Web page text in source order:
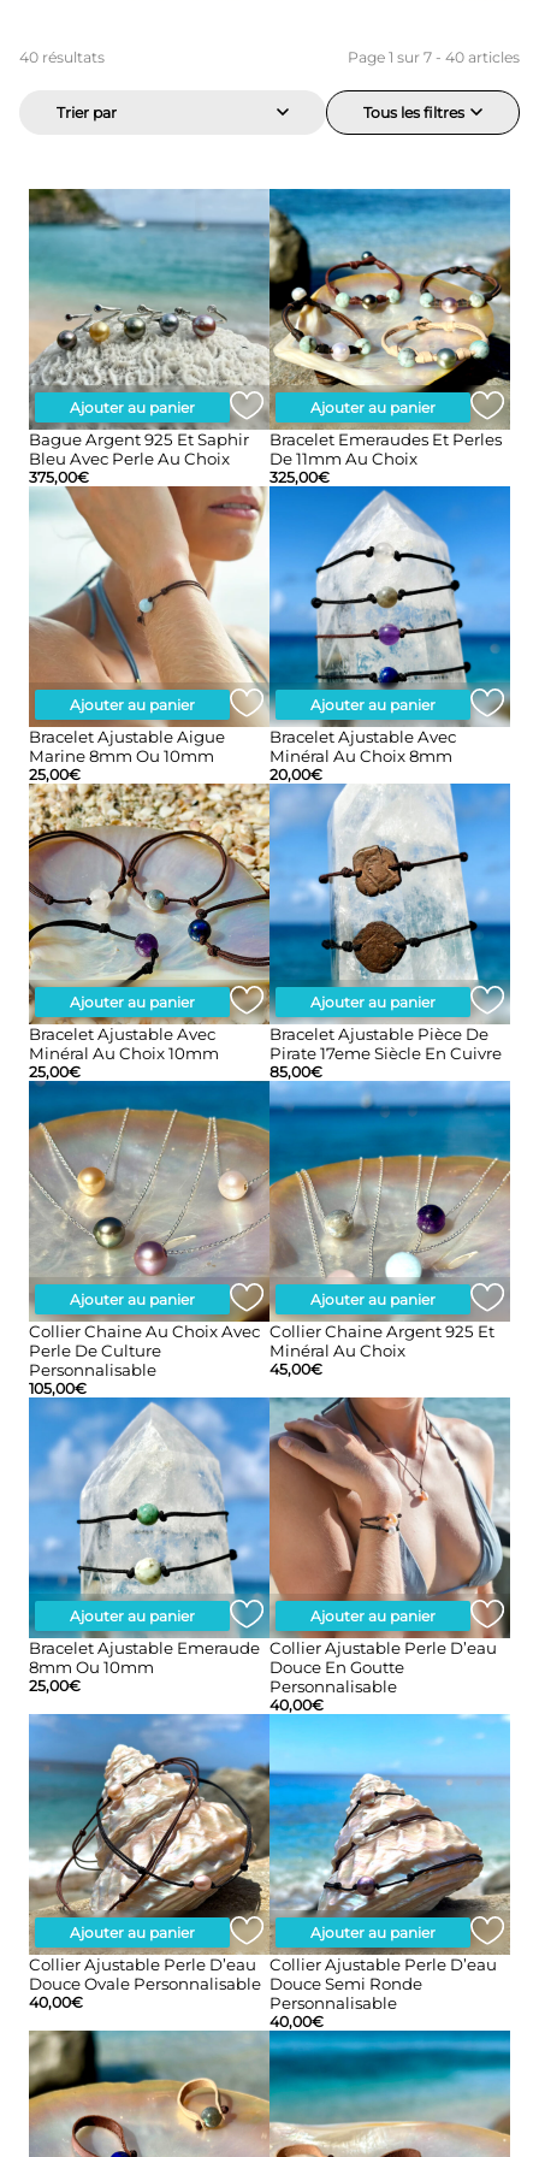
40 résultats Page 1 sur 7 - 40 articles
Trier par Tous les filtres
Ajouter au panier
Bague Argent 925 Et Saphir
Bleu Avec Perle Au Choix
375,00€
Ajouter au panier
Bracelet Emeraudes Et Perles
De 11mm Au Choix
325,00€
Ajouter au panier
Bracelet Ajustable Aigue
Marine 8mm Ou 10mm
25,00€
Ajouter au panier
Bracelet Ajustable Avec
Minéral Au Choix 8mm
20,00€
Ajouter au panier
Bracelet Ajustable Avec
Minéral Au Choix 10mm
25,00€
Ajouter au panier
Bracelet Ajustable Pièce De
Pirate 17eme Siècle En Cuivre
85,00€
Ajouter au panier
Collier Chaine Au Choix Avec
Perle De Culture
Personnalisable
105,00€
Ajouter au panier
Collier Chaine Argent 925 Et
Minéral Au Choix
45,00€
Ajouter au panier
Bracelet Ajustable Emeraude
8mm Ou 10mm
25,00€
Ajouter au panier
Collier Ajustable Perle D’eau
Douce En Goutte
Personnalisable
40,00€
Ajouter au panier
Collier Ajustable Perle D’eau
Douce Ovale Personnalisable
40,00€
Ajouter au panier
Collier Ajustable Perle D’eau
Douce Semi Ronde
Personnalisable
40,00€